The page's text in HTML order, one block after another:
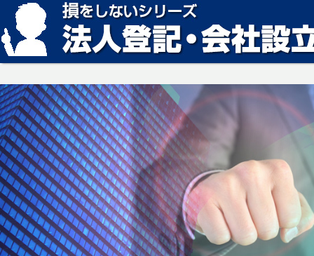
損をしない法人登記・会社設立の方法、見つかります。